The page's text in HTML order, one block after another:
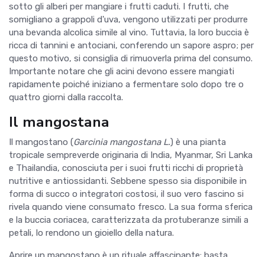
sotto gli alberi per mangiare i frutti caduti. I frutti, che
somigliano a grappoli d'uva, vengono utilizzati per produrre
una bevanda alcolica simile al vino. Tuttavia, la loro buccia è
ricca di tannini e antociani, conferendo un sapore aspro; per
questo motivo, si consiglia di rimuoverla prima del consumo.
Importante notare che gli acini devono essere mangiati
rapidamente poiché iniziano a fermentare solo dopo tre o
quattro giorni dalla raccolta.
Il mangostana
Il mangostano (Garcinia mangostana L.) è una pianta
tropicale sempreverde originaria di India, Myanmar, Sri Lanka
e Thailandia, conosciuta per i suoi frutti ricchi di proprietà
nutritive e antiossidanti. Sebbene spesso sia disponibile in
forma di succo o integratori costosi, il suo vero fascino si
rivela quando viene consumato fresco. La sua forma sferica
e la buccia coriacea, caratterizzata da protuberanze simili a
petali, lo rendono un gioiello della natura.